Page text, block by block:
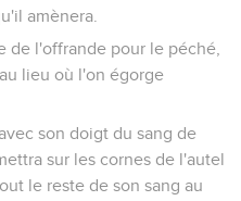
amènera.
de l'offrande pour le péché,
lieu où l'on égorge
son doigt du sang de
sur les cornes de l'autel
le reste de son sang au